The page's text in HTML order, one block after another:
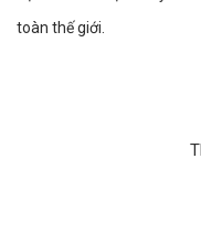
toàn thế giới.